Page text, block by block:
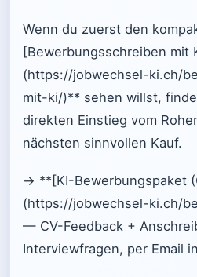
Wenn du zuerst den
[Bewerbungsschreiben mit
(https://jobwechsel-ki.ch/
mit-ki/)** sehen willst,
direkten Einstieg vom
nächsten sinnvollen Kauf.
→ **[KI-Bewerbungspaket
(https://jobwechsel-ki.ch/
— CV-Feedback +
Interviewfragen, per Email